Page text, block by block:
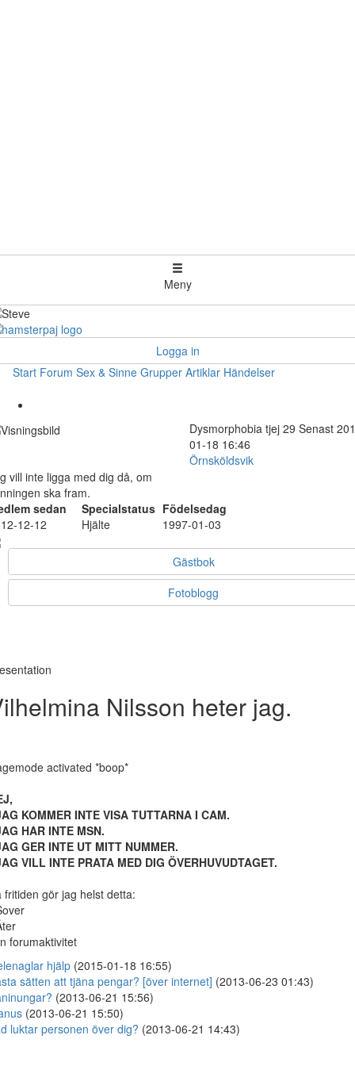
Meny
Logga in
Start Forum Sex & Sinne Grupper Artiklar Händelser
Dysmorphobia tjej 29 Senast
01-18 16:46
Örnsköldsvik
vill inte ligga med dig då, om
ska fram.
sedan
Specialstatus Födelsedag
12-12
Hjälte 1997-01-03
Gästbok
Fotoblogg
Nilsson heter jag.
activated *boop*
KOMMER INTE VISA TUTTARNA I CAM.
HAR INTE MSN.
GER INTE UT MITT NUMMER.
VILL INTE PRATA MED DIG ÖVERHUVUDTAGET.
fritiden gör jag helst detta:
forumaktivitet
hjälp (2015-01-18 16:55)
sätten att tjäna pengar? [över internet] (2013-06-23 01:43)
(2013-06-21 15:56)
(2013-06-21 15:50)
luktar personen över dig? (2013-06-21 14:43)